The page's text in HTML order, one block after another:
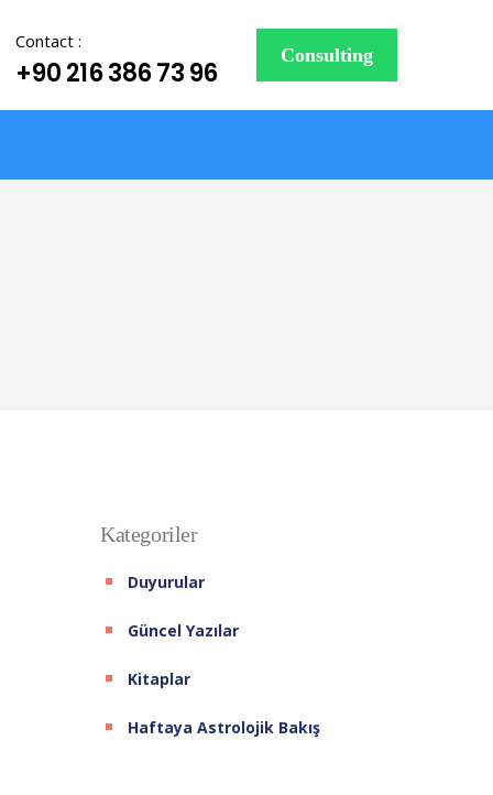
Contact :
+90 216 386 73 96
Consulting
Kategoriler
Duyurular
Güncel Yazılar
Kitaplar
Haftaya Astrolojik Bakış